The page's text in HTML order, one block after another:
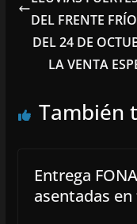
DEL FRENTE
DEL 24 DE
LA VENTA
También
Entrega
asentadas